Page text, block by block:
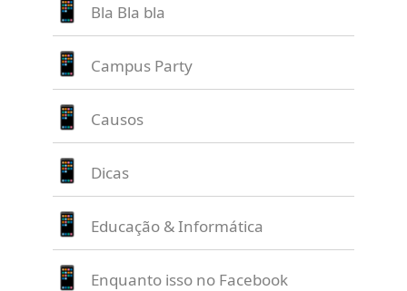
Bla Bla bla
Campus Party
Causos
Dicas
Educação & Informática
Enquanto isso no Facebook